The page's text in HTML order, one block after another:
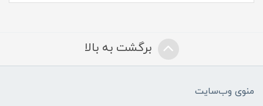
برگشت به بالا
منوی وب‌سایت